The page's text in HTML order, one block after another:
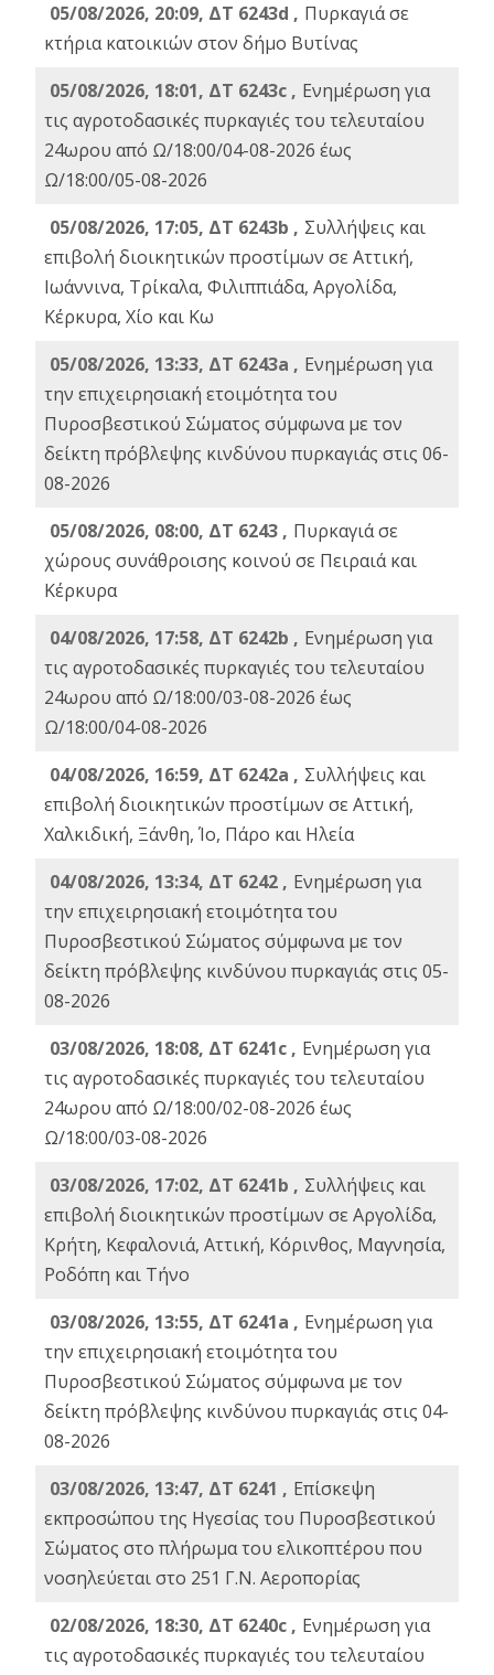
05/08/2026, 20:09, ΔΤ 6243d , Πυρκαγιά σε
κτήρια κατοικιών στον δήμο Βυτίνας
05/08/2026, 18:01, ΔΤ 6243c , Ενημέρωση για
τις αγροτοδασικές πυρκαγιές του τελευταίου
24ωρου από Ω/18:00/04-08-2026 έως
Ω/18:00/05-08-2026
05/08/2026, 17:05, ΔΤ 6243b , Συλλήψεις και
επιβολή διοικητικών προστίμων σε Αττική,
Ιωάννινα, Τρίκαλα, Φιλιππιάδα, Αργολίδα,
Κέρκυρα, Χίο και Κω
05/08/2026, 13:33, ΔΤ 6243a , Ενημέρωση για
την επιχειρησιακή ετοιμότητα του
Πυροσβεστικού Σώματος σύμφωνα με τον
δείκτη πρόβλεψης κινδύνου πυρκαγιάς στις 06-
08-2026
05/08/2026, 08:00, ΔΤ 6243 , Πυρκαγιά σε
χώρους συνάθροισης κοινού σε Πειραιά και
Κέρκυρα
04/08/2026, 17:58, ΔΤ 6242b , Ενημέρωση για
τις αγροτοδασικές πυρκαγιές του τελευταίου
24ωρου από Ω/18:00/03-08-2026 έως
Ω/18:00/04-08-2026
04/08/2026, 16:59, ΔΤ 6242a , Συλλήψεις και
επιβολή διοικητικών προστίμων σε Αττική,
Χαλκιδική, Ξάνθη, Ίο, Πάρο και Ηλεία
04/08/2026, 13:34, ΔΤ 6242 , Ενημέρωση για
την επιχειρησιακή ετοιμότητα του
Πυροσβεστικού Σώματος σύμφωνα με τον
δείκτη πρόβλεψης κινδύνου πυρκαγιάς στις 05-
08-2026
03/08/2026, 18:08, ΔΤ 6241c , Ενημέρωση για
τις αγροτοδασικές πυρκαγιές του τελευταίου
24ωρου από Ω/18:00/02-08-2026 έως
Ω/18:00/03-08-2026
03/08/2026, 17:02, ΔΤ 6241b , Συλλήψεις και
επιβολή διοικητικών προστίμων σε Αργολίδα,
Κρήτη, Κεφαλονιά, Αττική, Κόρινθος, Μαγνησία,
Ροδόπη και Τήνο
03/08/2026, 13:55, ΔΤ 6241a , Ενημέρωση για
την επιχειρησιακή ετοιμότητα του
Πυροσβεστικού Σώματος σύμφωνα με τον
δείκτη πρόβλεψης κινδύνου πυρκαγιάς στις 04-
08-2026
03/08/2026, 13:47, ΔΤ 6241 , Επίσκεψη
εκπροσώπου της Ηγεσίας του Πυροσβεστικού
Σώματος στο πλήρωμα του ελικοπτέρου που
νοσηλεύεται στο 251 Γ.Ν. Αεροπορίας
02/08/2026, 18:30, ΔΤ 6240c , Ενημέρωση για
τις αγροτοδασικές πυρκαγιές του τελευταίου